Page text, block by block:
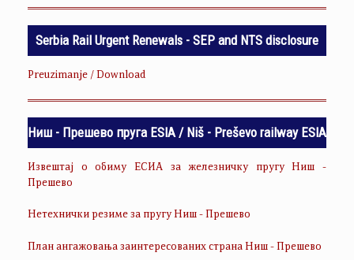
Serbia Rail Urgent Renewals - SEP and NTS disclosure
Preuzimanje / Download
Ниш - Прешево пруга ESIA / Niš - Preševo railway ESIA
Извештај о обиму ЕСИА за железничку пругу Ниш -
Прешево
Нетехнички резиме за пругу Ниш - Прешево
План ангажовања заинтересованих страна Ниш - Прешево